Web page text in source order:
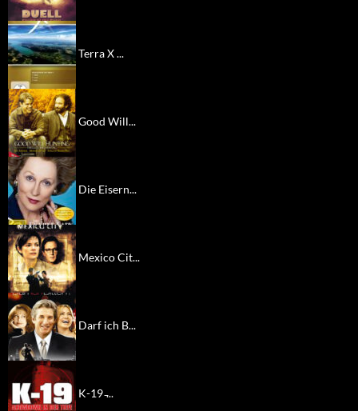
Terra X ...
Good Will...
Die Eisern...
Mexico Cit...
Darf ich B...
K-19 ̵...